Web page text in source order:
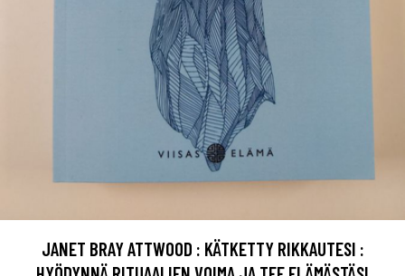
JANET BRAY ATTWOOD : KÄTKETTY RIKKAUTESI :